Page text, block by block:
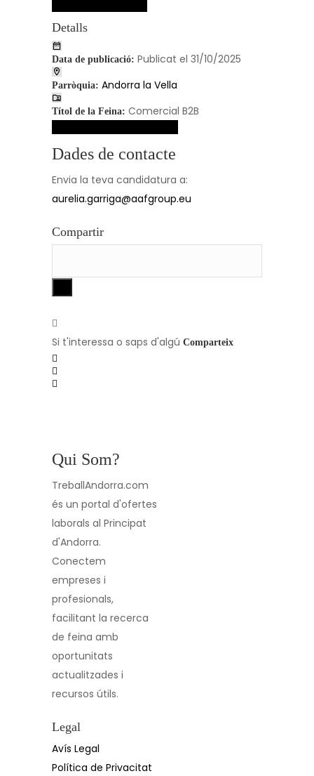
Detalls
Data de publicació: Publicat el 31/10/2025
Parròquia: Andorra la Vella
Títol de la Feina: Comercial B2B
Dades de contacte
Envia la teva candidatura a:
aurelia.garriga@aafgroup.eu
Compartir
Si t'interessa o saps d'algú Comparteix
Qui Som?
TreballAndorra.com
és un portal d'ofertes
laborals al Principat
d'Andorra.
Conectem
empreses i
profesionals,
facilitant la recerca
de feina amb
oportunitats
actualitzades i
recursos útils.
Legal
Avís Legal
Política de Privacitat